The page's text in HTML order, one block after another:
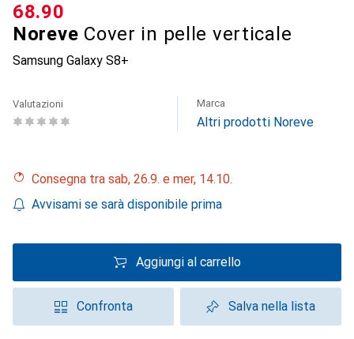
Noreve Cover in pelle verticale
Samsung Galaxy S8+
CHF
68.90
Valutazioni Marca
Altri prodotti Noreve
Consegna tra sab, 26.9. e mer, 14.10.
Avvisami se sarà disponibile prima
Aggiungi al carrello
Confronta Salva nella lista